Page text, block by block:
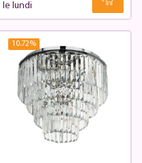
le lundi
10.72%